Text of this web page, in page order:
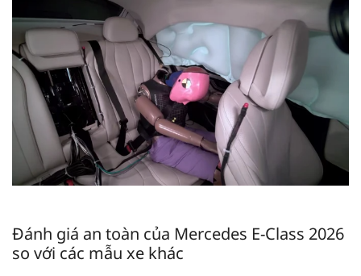
Đánh giá an toàn của Mercedes E-Class 2026
so với các mẫu xe khác